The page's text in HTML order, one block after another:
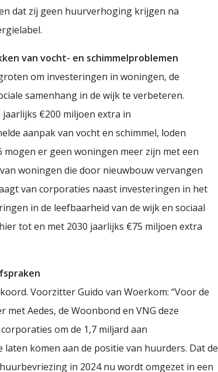
dat zij geen huurverhoging krijgen na
van vocht- en schimmelproblemen
om investeringen in woningen, de
samenhang in de wijk te verbeteren.
€200 miljoen extra in
aanpak van vocht en schimmel, loden
er geen woningen meer zijn met een
woningen die door nieuwbouw vervangen
van corporaties naast investeringen in het
in de leefbaarheid van de wijk en sociaal
tot en met 2030 jaarlijks €75 miljoen extra
Voorzitter Guido van Woerkom: “Voor de
Aedes, de Woonbond en VNG deze
om de 1,7 miljard aan
komen aan de positie van huurders. Dat de
in 2024 nu wordt omgezet in een